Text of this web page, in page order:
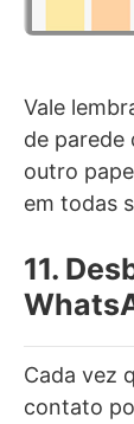
Vale
de parede
outro
em todas
11.
Cada vez
contato